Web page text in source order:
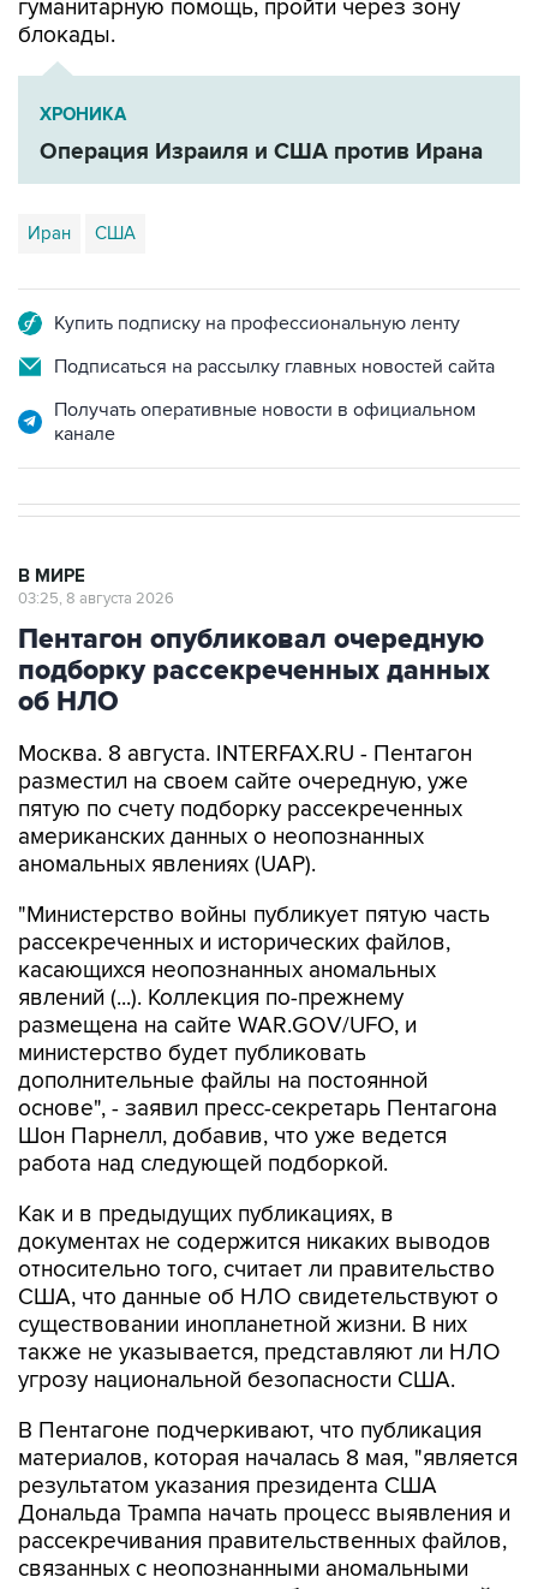
ХРОНИКА
Операция Израиля и США против Ирана
Иран США
Подписаться на рассылку главных новостей сайта
Получать оперативные новости в официальном
Пентагон опубликовал очередную
подборку рассекреченных данных
об НЛО
Москва. 8 августа. INTERFAX.RU - Пентагон
пятую по счету подборку рассекреченных
американских данных о неопознанных
аномальных явлениях (UAP).
"Министерство войны публикует пятую часть
касающихся неопознанных аномальных
явлений (...). Коллекция по-прежнему
размещена на сайте WAR.GOV/UFO, и
министерство будет публиковать
дополнительные файлы на постоянной
основе", - заявил пресс-секретарь Пентагона
Шон Парнелл, добавив, что уже ведется
работа над следующей подборкой.
Как и в предыдущих публикациях, в
относительно того, считает ли правительство
США, что данные об НЛО свидетельствуют о
существовании инопланетной жизни. В них
также не указывается, представляют ли НЛО
угрозу национальной безопасности США.
В Пентагоне подчеркивают, что публикация
результатом указания президента США
Дональда Трампа начать процесс выявления и
рассекречивания правительственных файлов,
связанных с неопознанными аномальными
явлениями, в интересах обеспечения полной
прозрачности".